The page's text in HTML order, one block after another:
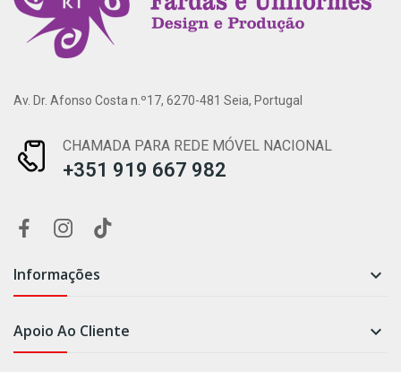
Av. Dr. Afonso Costa n.º17, 6270-481 Seia, Portugal
CHAMADA PARA REDE MÓVEL NACIONAL
+351 919 667 982
Informações 
Apoio Ao Cliente 